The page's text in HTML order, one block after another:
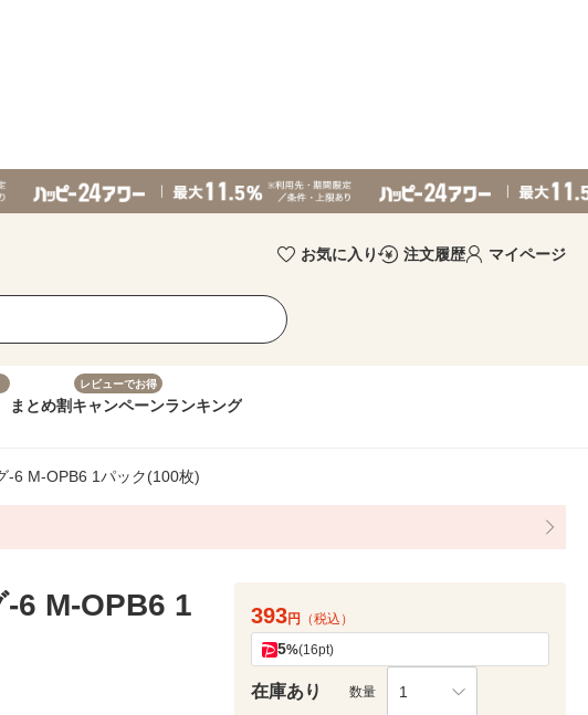
お気に入り 注文履歴 マイページ
まとめ割
レビューでお得
キャンペーンランキング
-6 M-OPB6 1パック(100枚)
6 M-OPB6 1
393円 （税込）
5%(16pt)
在庫あり 数量 1